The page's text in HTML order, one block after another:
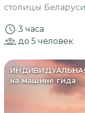
столицы
3 часа
до 5 человек
на машине гида